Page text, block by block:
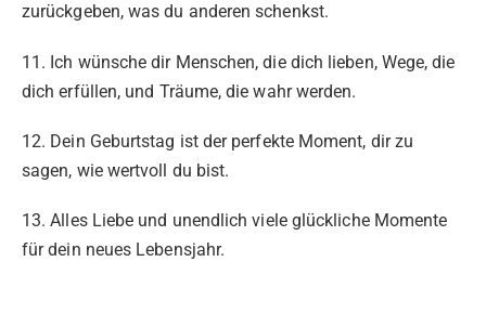
zurückgeben, was du anderen schenkst.
11. Ich wünsche dir Menschen, die dich lieben, Wege, die
dich erfüllen, und Träume, die wahr werden.
12. Dein Geburtstag ist der perfekte Moment, dir zu
sagen, wie wertvoll du bist.
13. Alles Liebe und unendlich viele glückliche Momente
für dein neues Lebensjahr.